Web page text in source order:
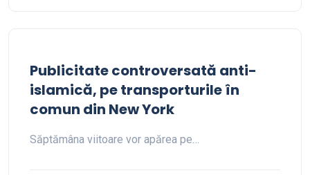
Publicitate controversată anti-
islamică, pe transporturile în
comun din New York
Săptămâna viitoare vor apărea pe…